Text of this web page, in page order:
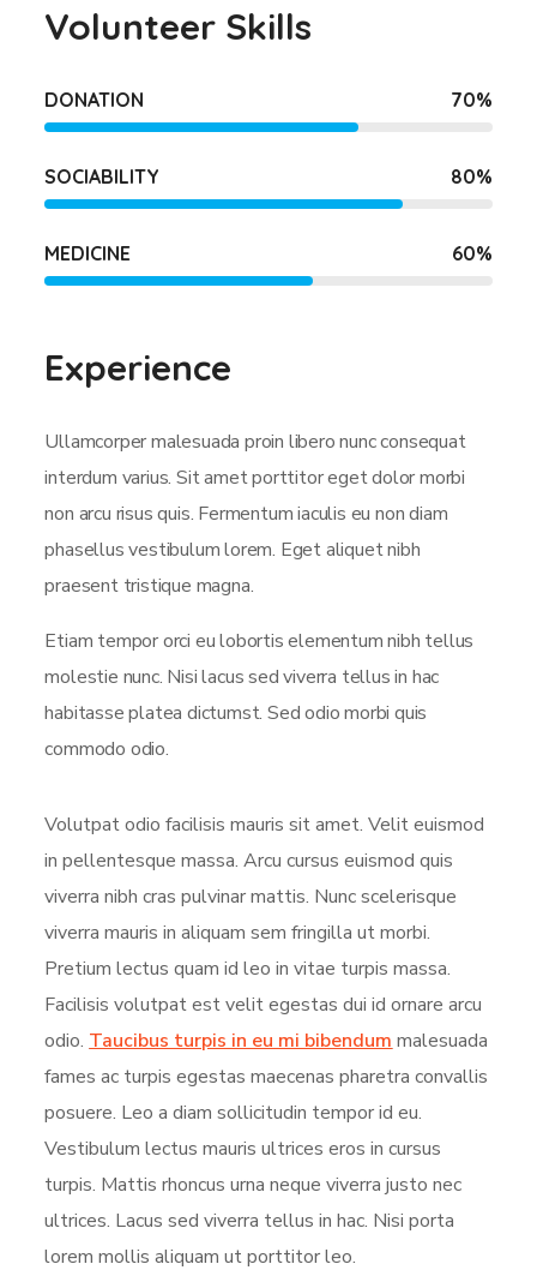
Volunteer Skills
DONATION 70%
SOCIABILITY 80%
MEDICINE 60%
Experience
Ullamcorper malesuada proin libero nunc consequat
interdum varius. Sit amet porttitor eget dolor morbi
non arcu risus quis. Fermentum iaculis eu non diam
phasellus vestibulum lorem. Eget aliquet nibh
praesent tristique magna.
Etiam tempor orci eu lobortis elementum nibh tellus
molestie nunc. Nisi lacus sed viverra tellus in hac
habitasse platea dictumst. Sed odio morbi quis
commodo odio.
Volutpat odio facilisis mauris sit amet. Velit euismod
in pellentesque massa. Arcu cursus euismod quis
viverra nibh cras pulvinar mattis. Nunc scelerisque
viverra mauris in aliquam sem fringilla ut morbi.
Pretium lectus quam id leo in vitae turpis massa.
Facilisis volutpat est velit egestas dui id ornare arcu
odio. Taucibus turpis in eu mi bibendum malesuada
fames ac turpis egestas maecenas pharetra convallis
posuere. Leo a diam sollicitudin tempor id eu.
Vestibulum lectus mauris ultrices eros in cursus
turpis. Mattis rhoncus urna neque viverra justo nec
ultrices. Lacus sed viverra tellus in hac. Nisi porta
lorem mollis aliquam ut porttitor leo.